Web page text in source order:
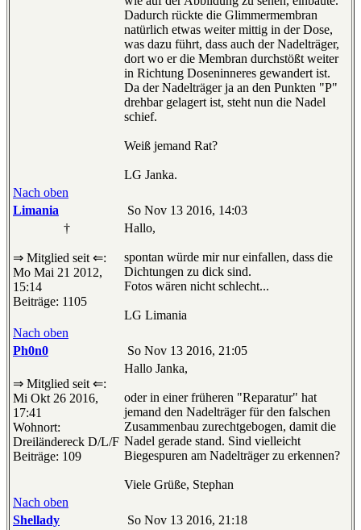
Dadurch rückte die Glimmermembran
natürlich etwas weiter mittig in der Dose,
was dazu führt, dass auch der Nadelträger,
dort wo er die Membran durchstößt weiter
in Richtung Doseninneres gewandert ist.
Da der Nadelträger ja an den Punkten "P"
drehbar gelagert ist, steht nun die Nadel
schief.
Weiß jemand Rat?
LG Janka.
Nach oben
Limania
So Nov 13 2016, 14:03
†
⇒ Mitglied seit ⇐:
Mo Mai 21 2012,
15:14
Beiträge: 1105
Hallo,
spontan würde mir nur einfallen, dass die
Dichtungen zu dick sind.
Fotos wären nicht schlecht...
LG Limania
Nach oben
Ph0n0
So Nov 13 2016, 21:05
⇒ Mitglied seit ⇐:
Mi Okt 26 2016,
17:41
Wohnort:
Dreiländereck D/L/F
Beiträge: 109
Hallo Janka,
oder in einer früheren "Reparatur" hat
jemand den Nadelträger für den falschen
Zusammenbau zurechtgebogen, damit die
Nadel gerade stand. Sind vielleicht
Biegespuren am Nadelträger zu erkennen?
Viele Grüße, Stephan
Nach oben
Shellady
So Nov 13 2016, 21:18